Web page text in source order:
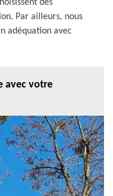
des
Par ailleurs, nous
adéquation avec
avec votre